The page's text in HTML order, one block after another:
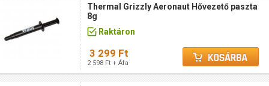
Thermal Grizzly Aeronaut Hővezető paszta
8g
Raktáron
3 299 Ft
2 598 Ft + Áfa